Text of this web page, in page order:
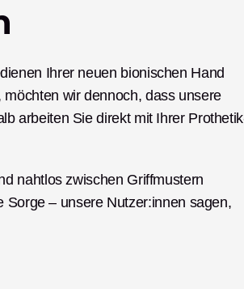
Ihrer neuen bionischen Hand
wir dennoch, dass unsere
arbeiten Sie direkt mit Ihrer
nahtlos zwischen Griffmustern
– unsere Nutzer:innen sagen,